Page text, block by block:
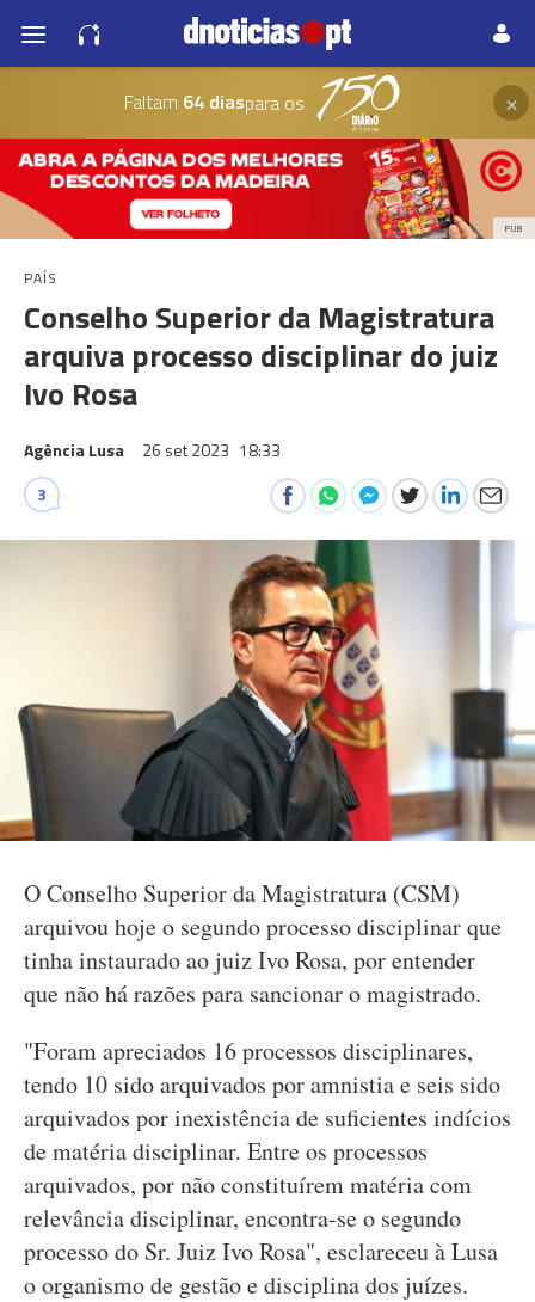
Faltam 64 diaspara os ×
PUB
PAÍS
Conselho Superior da Magistratura
arquiva processo disciplinar do juiz
Ivo Rosa
Agência Lusa 26 set 2023 18:33
3
O Conselho Superior da Magistratura (CSM)
arquivou hoje o segundo processo disciplinar que
tinha instaurado ao juiz Ivo Rosa, por entender
que não há razões para sancionar o magistrado.
"Foram apreciados 16 processos disciplinares,
tendo 10 sido arquivados por amnistia e seis sido
arquivados por inexistência de suficientes indícios
de matéria disciplinar. Entre os processos
arquivados, por não constituírem matéria com
relevância disciplinar, encontra-se o segundo
processo do Sr. Juiz Ivo Rosa", esclareceu à Lusa
o organismo de gestão e disciplina dos juízes.